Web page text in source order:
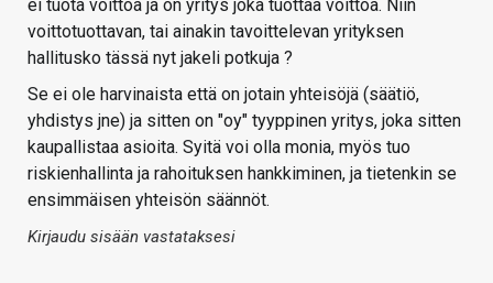
ei tuota voittoa ja on yritys joka tuottaa voittoa. Niin
voittotuottavan, tai ainakin tavoittelevan yrityksen
hallitusko tässä nyt jakeli potkuja ?
Se ei ole harvinaista että on jotain yhteisöjä (säätiö,
yhdistys jne) ja sitten on "oy" tyyppinen yritys, joka sitten
kaupallistaa asioita. Syitä voi olla monia, myös tuo
riskienhallinta ja rahoituksen hankkiminen, ja tietenkin se
ensimmäisen yhteisön säännöt.
Kirjaudu sisään vastataksesi